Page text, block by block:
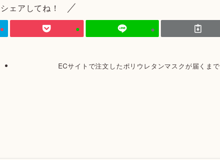
ェアしてね！
ECサイトで注文したポリウレタンマスクが届くまで